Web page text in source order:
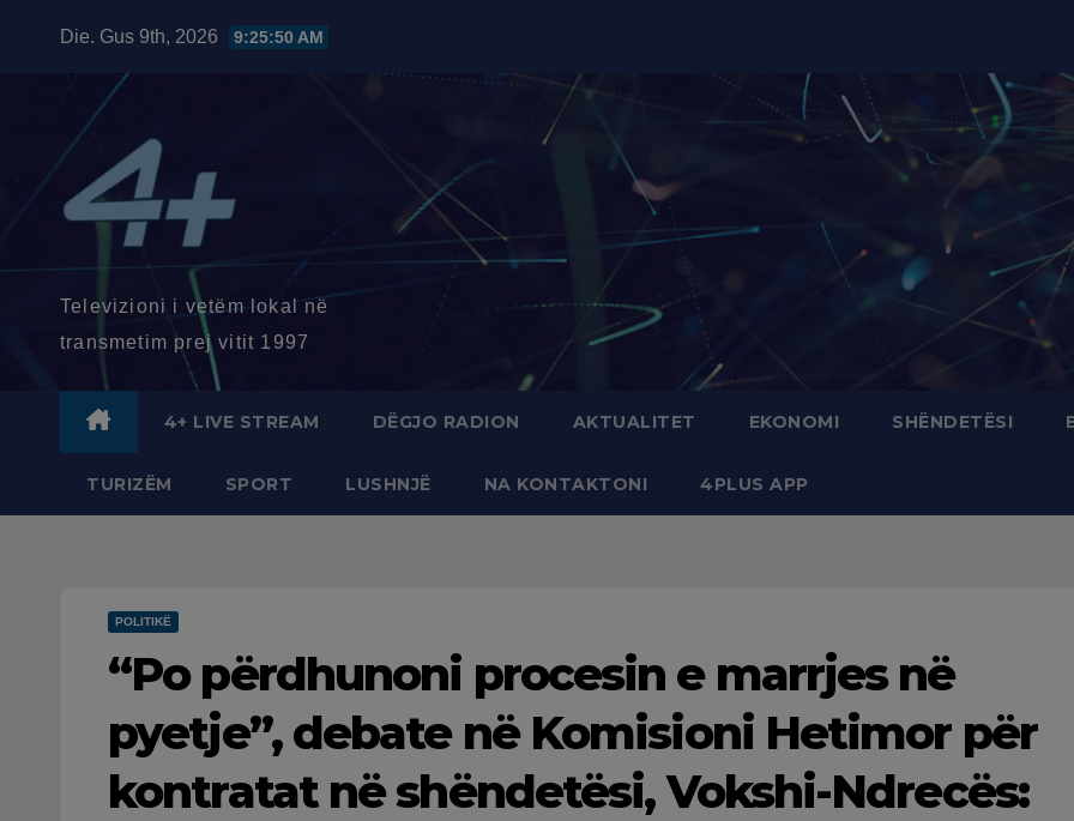
Die. Gus 9th, 2026 9:25:51 AM
Televizioni i vetëm lokal në
transmetim prej vitit 1997
4+ LIVE STREAM DËGJO RADION AKTUALITET EKONOMI SHËNDETËSI
TURIZËM SPORT LUSHNJË NA KONTAKTONI 4PLUS APP
POLITIKË
“Po përdhunoni procesin e marrjes në
pyetje”, debate në Komisioni Hetimor për
kontratat në shëndetësi, Vokshi-Ndrecës: